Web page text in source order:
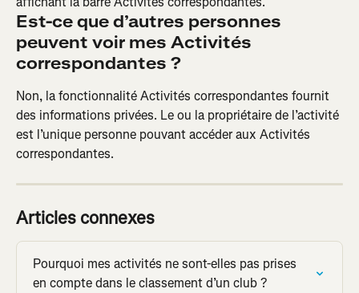
Est-ce que d’autres personnes
peuvent voir mes Activités
correspondantes ?
Non, la fonctionnalité Activités correspondantes fournit
des informations privées. Le ou la propriétaire de l’activité
est l’unique personne pouvant accéder aux Activités
correspondantes.
Articles connexes
Pourquoi mes activités ne sont-elles pas prises
en compte dans le classement d’un club ?